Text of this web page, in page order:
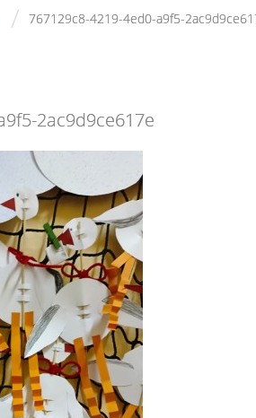
/ 767129c8-4219-4ed0-a9f5-
2ac9d9ce617e